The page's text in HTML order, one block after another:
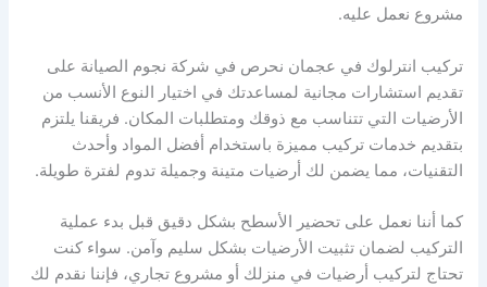
مشروع نعمل عليه.
تركيب انترلوك في عجمان نحرص في شركة نجوم الصيانة على
تقديم استشارات مجانية لمساعدتك في اختيار النوع الأنسب من
الأرضيات التي تتناسب مع ذوقك ومتطلبات المكان. فريقنا يلتزم
بتقديم خدمات تركيب مميزة باستخدام أفضل المواد وأحدث
التقنيات، مما يضمن لك أرضيات متينة وجميلة تدوم لفترة طويلة.
كما أننا نعمل على تحضير الأسطح بشكل دقيق قبل بدء عملية
التركيب لضمان تثبيت الأرضيات بشكل سليم وآمن. سواء كنت
تحتاج لتركيب أرضيات في منزلك أو مشروع تجاري، فإننا نقدم لك